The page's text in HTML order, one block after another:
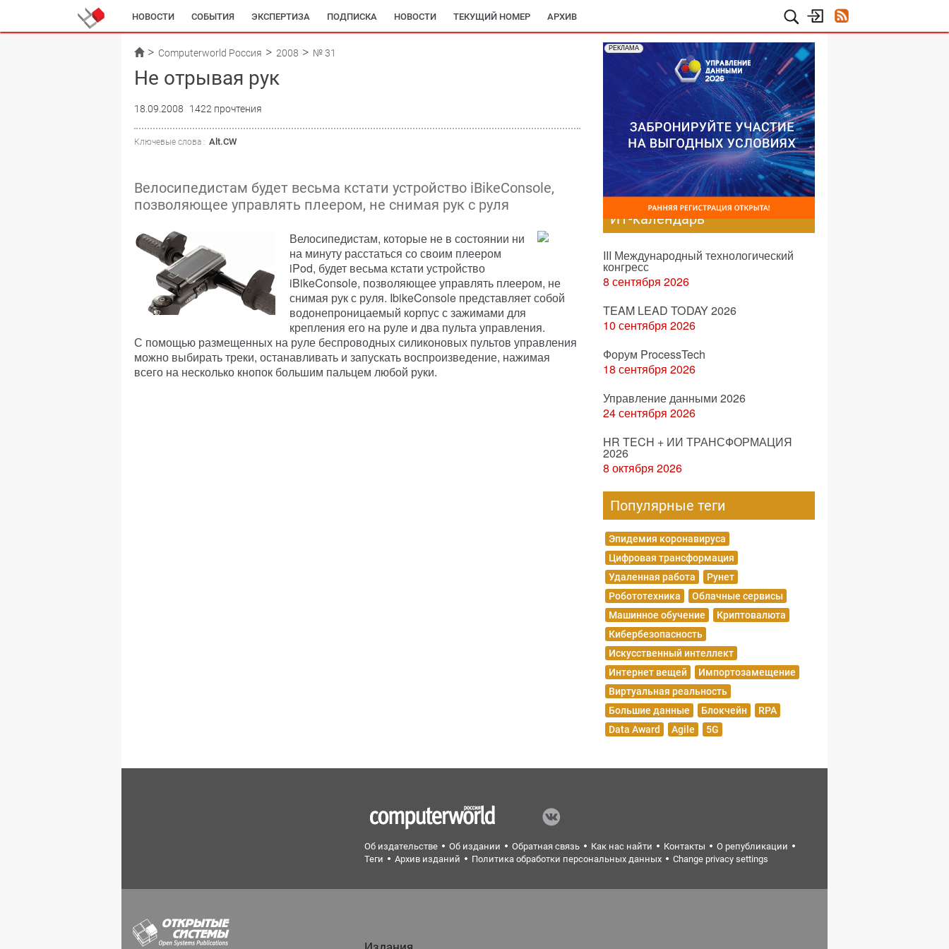
НОВОСТИ СОБЫТИЯ ЭКСПЕРТИЗА ПОДПИСКА НОВОСТИ ТЕКУЩИЙ НОМЕР АРХИВ
Computerworld Россия 2008 № 31
Не отрывая рук
18.09.2008 1422 прочтения
Ключевые слова : Alt.CW
Велосипедистам будет весьма кстати устройство iBikeConsole,
позволяющее управлять плеером, не снимая рук с руля
Велосипедистам, которые не в состоянии ни
на минуту расстаться со своим плеером
iPod, будет весьма кстати устройство
iBikeConsole, позволяющее управлять плеером, не
снимая рук с руля. IbikeConsole представляет собой
водонепроницаемый корпус с зажимами для
крепления его на руле и два пульта управления.
С помощью размещенных на руле беспроводных силиконовых пультов управления
можно выбирать треки, останавливать и запускать воспроизведение, нажимая
всего на несколько кнопок большим пальцем любой руки.
РЕКЛАМА
ИТ-календарь
III Международный технологический
конгресс
8 сентября 2026
TEAM LEAD TODAY 2026
10 сентября 2026
Форум ProcessTech
18 сентября 2026
Управление данными 2026
24 сентября 2026
HR TECH + ИИ ТРАНСФОРМАЦИЯ
2026
8 октября 2026
Популярные теги
Эпидемия коронавируса
Цифровая трансформация
Удаленная работа
Рунет
Робототехника
Облачные сервисы
Машинное обучение
Криптовалюта
Кибербезопасность
Искусственный интеллект
Интернет вещей
Импортозамещение
Виртуальная реальность
Большие данные
Блокчейн
RPA
Data Award
Agile 5G
Об издательстве Об издании Обратная связь Как нас найти Контакты
О републикации
Теги
Архив изданий Политика обработки персональных данных Change privacy settings